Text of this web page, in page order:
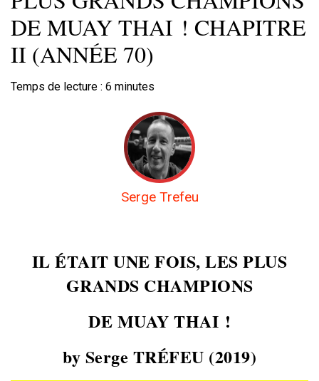
DE MUAY THAI ! CHAPITRE
II (ANNÉE 70)
Temps de lecture : 6 minutes
Serge Trefeu
IL ÉTAIT UNE FOIS, LES PLUS
GRANDS CHAMPIONS
DE MUAY THAI !
by Serge TRÉFEU (2019)